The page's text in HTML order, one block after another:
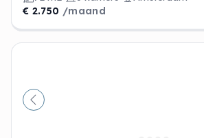
€ 2.750 /maand
Vorige